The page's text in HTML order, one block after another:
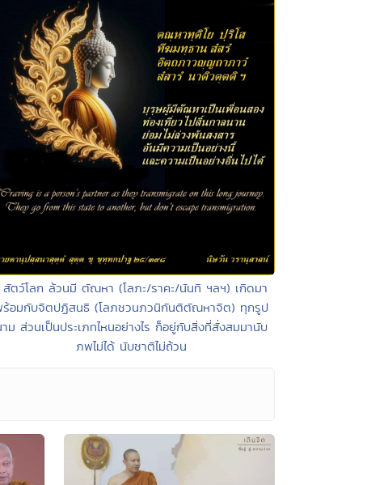
สัตว์โลก ล้วนมี ตัณหา (โลภะ/ราคะ/นันทิ ฯลฯ) เกิดมา
อมกับจิตปฏิสนธิ (โลภชวนภวนิกันติตัณหาจิต) ทุกรูป
ม ส่วนเป็นประเภทไหนอย่างไร ก็อยู่กับสิ่งที่สั่งสมมานับ
ภพไม่ได้ นับชาติไม่ถ้วน